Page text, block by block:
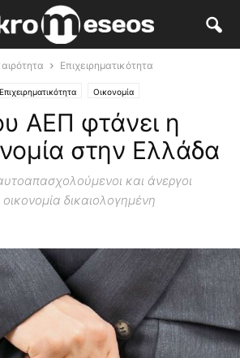
Επιχειρηματικότητα
Επιχειρηματικότητα Οικονομία
ΑΕΠ φτάνει η
στην Ελλάδα
και άνεργοι
δικαιολογημένη